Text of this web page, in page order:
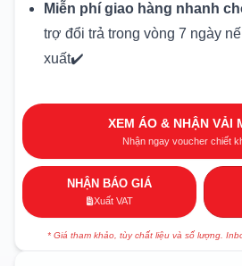
Miễn phí giao hàng nhanh
trợ đổi trả trong vòng 7 ngày
xuất✔️
XEM ÁO & NHẬN VẢI
Nhận ngay voucher chiết
NHẬN BÁO GIÁ
Xuất VAT
* Giá tham khảo, tùy chất liệu và số lượng.